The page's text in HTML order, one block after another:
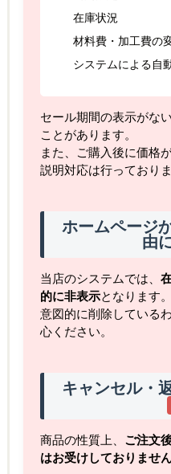
在庫状況
材料費・加工費の
システムによる自
セール期間の表示がな
ことがあります。
また、ご購入後に価格
説明対応は行っておりま
ホームページ
由
当店のシステムでは、
的に非表示となります。
意図的に削除している
心ください。
キャンセル・
商品の性質上、 ご注文
はお受けしておりません